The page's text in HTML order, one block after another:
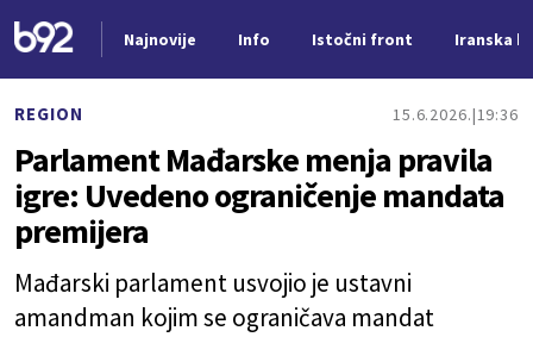
Najnovije Info Istočni front Iranska
REGION 15.6.2026. 19:36
Parlament Mađarske menja pravila
igre: Uvedeno ograničenje mandata
premijera
Mađarski parlament usvojio je ustavni
amandman kojim se ograničava mandat